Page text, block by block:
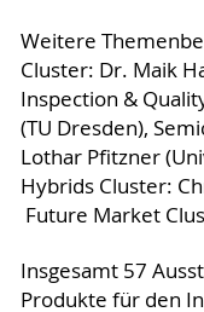
Weitere
Cluster: Dr. Maik
Inspection &
(TU Dresden),
Lothar Pfitzner
Hybrids Cluster:
Future Market
Insgesamt 57
Produkte für den